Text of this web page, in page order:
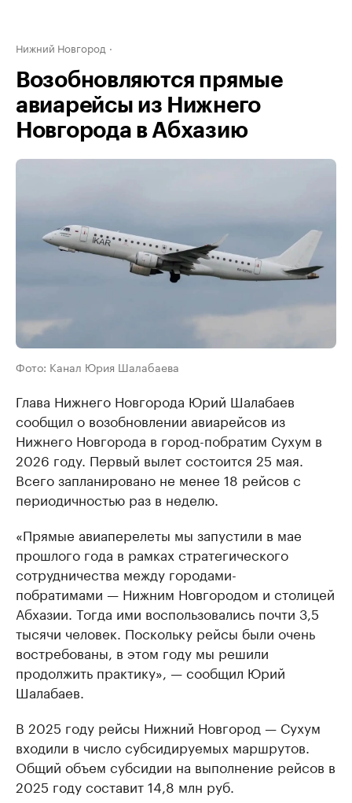
Нижний Новгород
Возобновляются прямые
авиарейсы из Нижнего
Новгорода в Абхазию
Фото: Канал Юрия Шалабаева
Глава Нижнего Новгорода Юрий Шалабаев
сообщил о возобновлении авиарейсов из
Нижнего Новгорода в город-побратим Сухум в
2026 году. Первый вылет состоится 25 мая.
Всего запланировано не менее 18 рейсов с
периодичностью раз в неделю.
«Прямые авиаперелеты мы запустили в мае
прошлого года в рамках стратегического
сотрудничества между городами-
побратимами — Нижним Новгородом и столицей
Абхазии. Тогда ими воспользовались почти 3,5
тысячи человек. Поскольку рейсы были очень
востребованы, в этом году мы решили
продолжить практику», — сообщил Юрий
Шалабаев.
В 2025 году рейсы Нижний Новгород — Сухум
входили в число субсидируемых маршрутов.
Общий объем субсидии на выполнение рейсов в
2025 году составит 14,8 млн руб.